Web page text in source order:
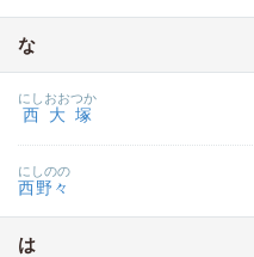
な
西大塚
にしおおつか
西野々
にしのの
は